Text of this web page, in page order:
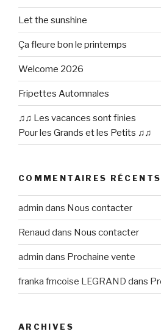
Let the sunshine
Ça fleure bon le printemps
Welcome 2026
Fripettes Automnales
♫♫ Les vacances sont finies
Pour les Grands et les Petits ♫♫
COMMENTAIRES RÉCENTS
admin dans Nous contacter
Renaud dans Nous contacter
admin dans Prochaine vente
franka frncoise LEGRAND dans
ARCHIVES